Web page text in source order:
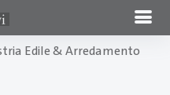
Edile & Arredamento